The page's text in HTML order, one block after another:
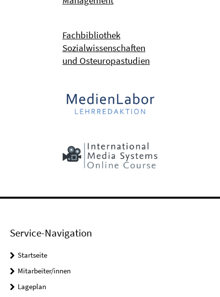
Fachbibliothek
Sozialwissenschaften
und Osteuropastudien
Service-Navigation
Startseite
Mitarbeiter/innen
Lageplan